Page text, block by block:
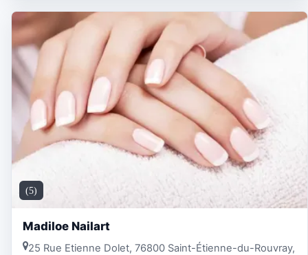
(5)
Madiloe Nailart
25 Rue Etienne Dolet, 76800 Saint-Étienne-du-Rouvray,